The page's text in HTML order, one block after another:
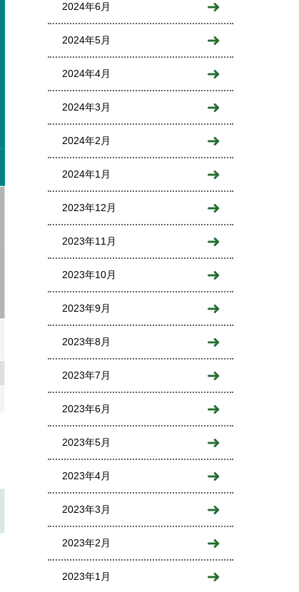
2024年6月
2024年5月
2024年4月
2024年3月
2024年2月
2024年1月
2023年12月
2023年11月
2023年10月
2023年9月
2023年8月
2023年7月
2023年6月
2023年5月
2023年4月
2023年3月
2023年2月
2023年1月